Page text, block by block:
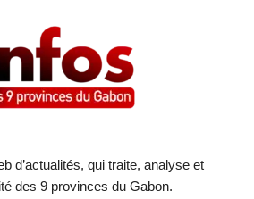
d’actualités, qui traite, analyse et
des 9 provinces du Gabon.